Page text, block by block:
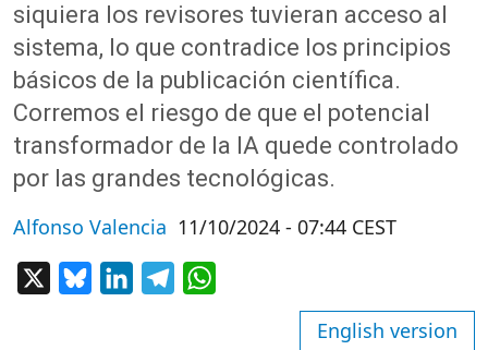
siquiera los revisores tuvieran acceso al
sistema, lo que contradice los principios
básicos de la publicación científica.
Corremos el riesgo de que el potencial
transformador de la IA quede controlado
por las grandes tecnológicas.
Alfonso Valencia 11/10/2024 - 07:44 CEST
BlueskyLinkedInTelegram
English version